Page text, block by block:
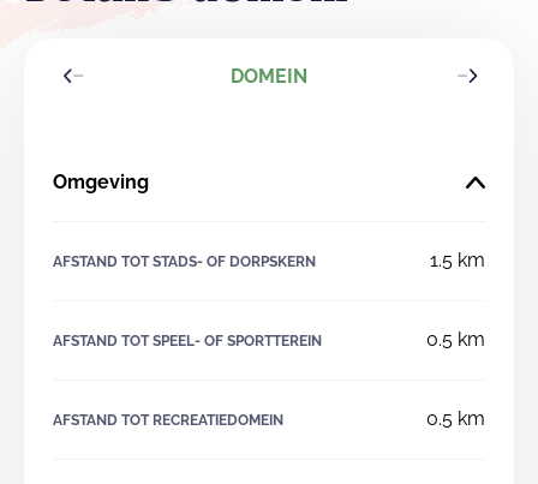
DOMEIN
Omgeving
AFSTAND TOT STADS- OF DORPSKERN 1.5 km
AFSTAND TOT SPEEL- OF SPORTTEREIN 0.5 km
AFSTAND TOT RECREATIEDOMEIN 0.5 km